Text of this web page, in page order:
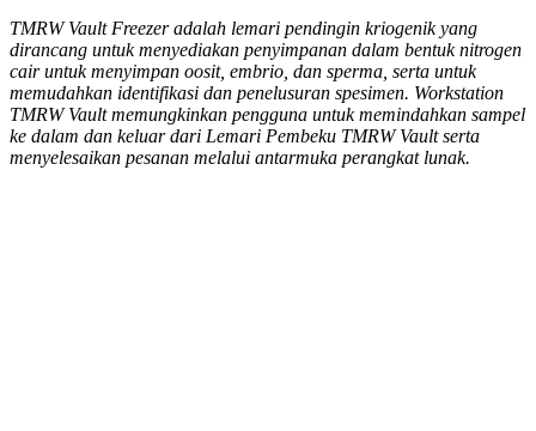
TMRW Vault Freezer adalah lemari pendingin kriogenik yang
dirancang untuk menyediakan penyimpanan dalam bentuk nitrogen
cair untuk menyimpan oosit, embrio, dan sperma, serta untuk
memudahkan identifikasi dan penelusuran spesimen. Workstation
TMRW Vault memungkinkan pengguna untuk memindahkan sampel
ke dalam dan keluar dari Lemari Pembeku TMRW Vault serta
menyelesaikan pesanan melalui antarmuka perangkat lunak.